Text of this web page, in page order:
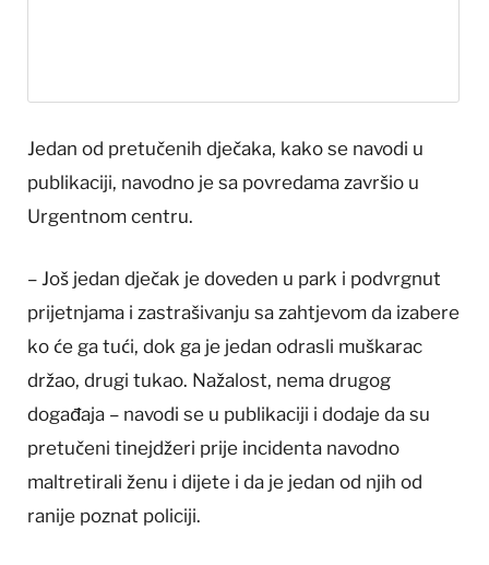
Jedan od pretučenih dječaka, kako se navodi u
publikaciji, navodno je sa povredama završio u
Urgentnom centru.
– Još jedan dječak je doveden u park i podvrgnut
prijetnjama i zastrašivanju sa zahtjevom da izabere
ko će ga tući, dok ga je jedan odrasli muškarac
držao, drugi tukao. Nažalost, nema drugog
događaja – navodi se u publikaciji i dodaje da su
pretučeni tinejdžeri prije incidenta navodno
maltretirali ženu i dijete i da je jedan od njih od
ranije poznat policiji.